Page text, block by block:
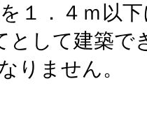
１．４ｍ以
として建築で
りません。